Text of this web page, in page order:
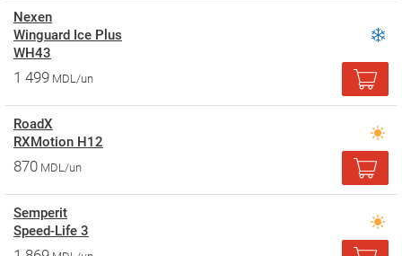
Nexen
Winguard Ice Plus
WH43
1 499 MDL/un
RoadX
RXMotion H12
870 MDL/un
Semperit
Speed-Life 3